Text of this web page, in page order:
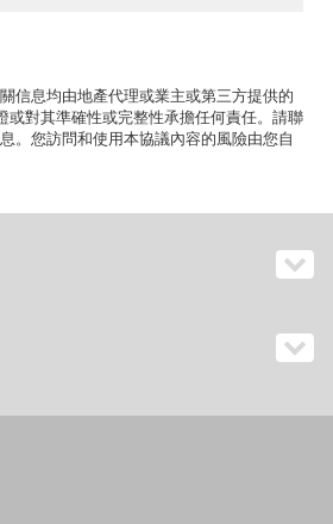
信息均由地產代理或業主或第三方提供的
或對其準確性或完整性承擔任何責任。請聯
。您訪問和使用本協議內容的風險由您自